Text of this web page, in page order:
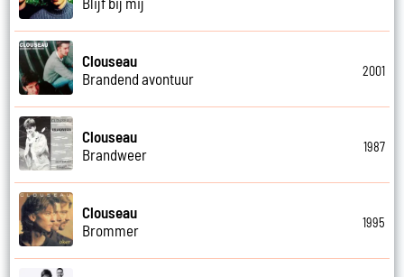
Clouseau
Brandend avontuur
2001
Clouseau
Brandweer
1987
Clouseau
Brommer
1995